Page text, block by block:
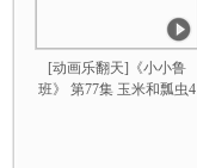
[动画乐翻天]《小小鲁
班》 第77集 玉米和瓢虫4